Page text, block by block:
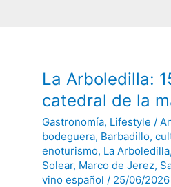
La Arboledilla:
catedral de la
Gastronomía, Lifestyle /
bodeguera, Barbadillo,
enoturismo, La Arboledilla,
Solear, Marco de Jerez,
vino español / 25/06/2026
La
Arboledilla:
150
años
la
catedral
de
la
manzanilla